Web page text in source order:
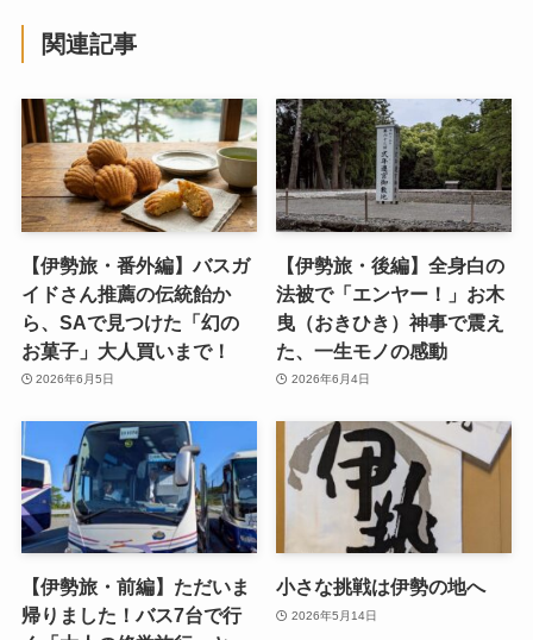
関連記事
【伊勢旅・番外編】バスガ
イドさん推薦の伝統飴か
ら、SAで見つけた「幻の
お菓子」大人買いまで！
2026年6月5日
【伊勢旅・後編】全身白の
法被で「エンヤー！」お木
曳（おきひき）神事で震え
た、一生モノの感動
2026年6月4日
【伊勢旅・前編】ただいま
帰りました！バス7台で行
小さな挑戦は伊勢の地へ
2026年5月14日